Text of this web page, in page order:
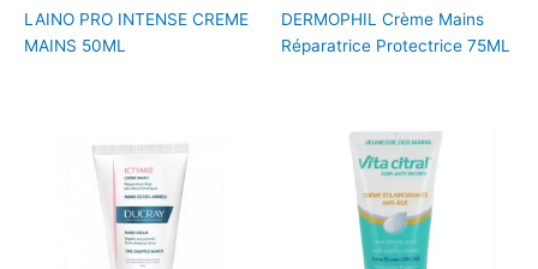
LAINO PRO INTENSE CREME
MAINS 50ML
DERMOPHIL Crème Mains
Réparatrice Protectrice 75ML